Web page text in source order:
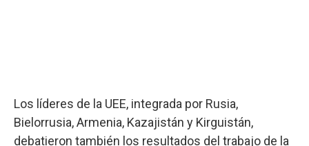
Los líderes de la UEE, integrada por Rusia,
Bielorrusia, Armenia, Kazajistán y Kirguistán,
debatieron también los resultados del trabajo de la